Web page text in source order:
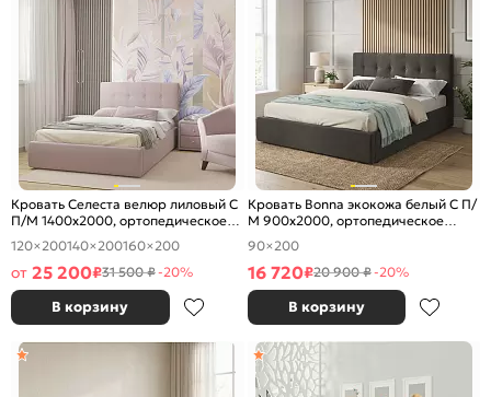
Кровать Селеста велюр лиловый С
П/М 1400x2000, ортопедическое
основание, изголовье мягкое
120×200140×200160×200
от 25 200₽31 500 ₽-20%
В корзину
Кровать Bonna экокожа белый С П/
М 900x2000, ортопедическое
основание, изголовье мягкое
90×200
16 720₽20 900 ₽-20%
В корзину